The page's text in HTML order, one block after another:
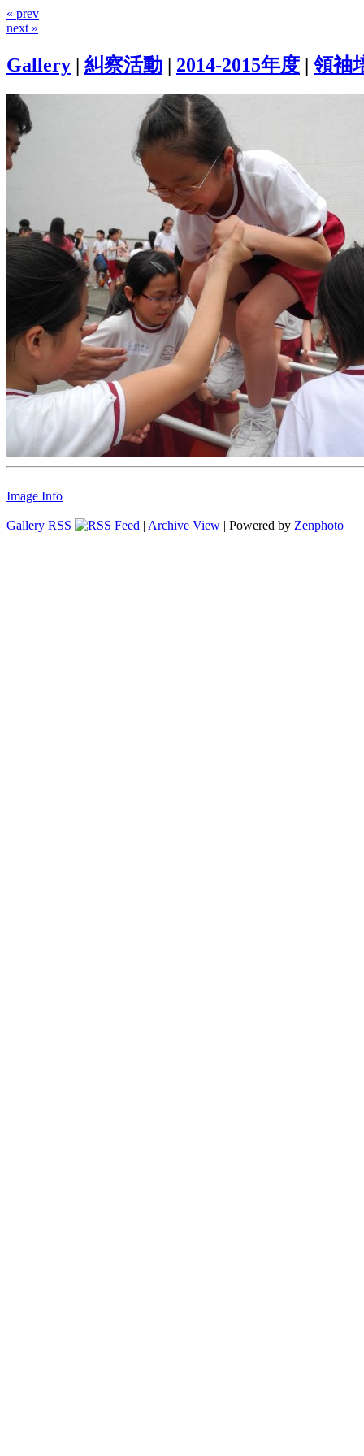
« prev
next »
Gallery | 糾察活動 | 2014-2015年度 |領袖
Image Info
Gallery RSS | Archive View | Powered by Zenphoto